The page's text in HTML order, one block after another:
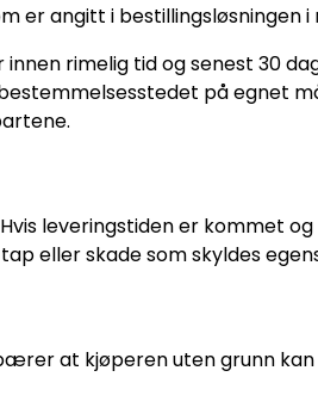
er angitt i bestillingsløsningen
rimelig tid og senest 30
på egnet
leveringstiden er kommet
eller skade som skyldes
at kjøperen uten grunn